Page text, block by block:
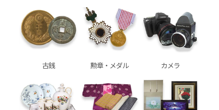
古銭 勲章・メダル カメラ